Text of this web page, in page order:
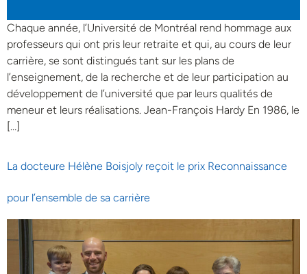
Chaque année, l’Université de Montréal rend hommage aux
professeurs qui ont pris leur retraite et qui, au cours de leur
carrière, se sont distingués tant sur les plans de
l’enseignement, de la recherche et de leur participation au
développement de l’université que par leurs qualités de
meneur et leurs réalisations. Jean-François Hardy En 1986, le
[…]
La docteure Hélène Boisjoly reçoit le prix Reconnaissance
pour l’ensemble de sa carrière